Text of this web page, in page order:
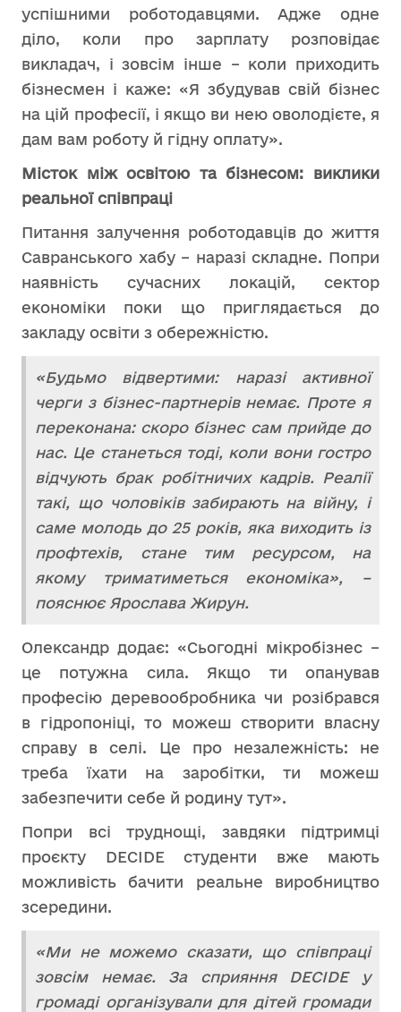
успішними роботодавцями. Адже одне
діло, коли про зарплату розповідає
викладач, і зовсім інше – коли приходить
бізнесмен і каже: «Я збудував свій бізнес
на цій професії, і якщо ви нею оволодієте, я
дам вам роботу й гідну оплату».
Місток між освітою та бізнесом: виклики
реальної співпраці
Питання залучення роботодавців до життя
Савранського хабу – наразі складне. Попри
наявність сучасних локацій, сектор
економіки поки що приглядається до
закладу освіти з обережністю.
«Будьмо відвертими: наразі активної
черги з бізнес-партнерів немає. Проте я
переконана: скоро бізнес сам прийде до
нас. Це станеться тоді, коли вони гостро
відчують брак робітничих кадрів. Реалії
такі, що чоловіків забирають на війну, і
саме молодь до 25 років, яка виходить із
профтехів, стане тим ресурсом, на
якому триматиметься економіка», –
пояснює Ярослава Жирун.
Олександр додає: «Сьогодні мікробізнес –
це потужна сила. Якщо ти опанував
професію деревообробника чи розібрався
в гідропоніці, то можеш створити власну
справу в селі. Це про незалежність: не
треба їхати на заробітки, ти можеш
забезпечити себе й родину тут».
Попри всі труднощі, завдяки підтримці
проєкту DECIDE студенти вже мають
можливість бачити реальне виробництво
зсередини.
«Ми не можемо сказати, що співпраці
зовсім немає. За сприяння DECIDE у
громаді організували для дітей громади